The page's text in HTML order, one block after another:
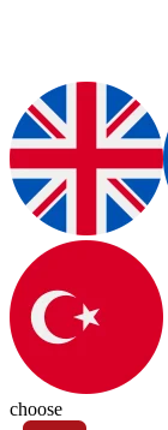
choose